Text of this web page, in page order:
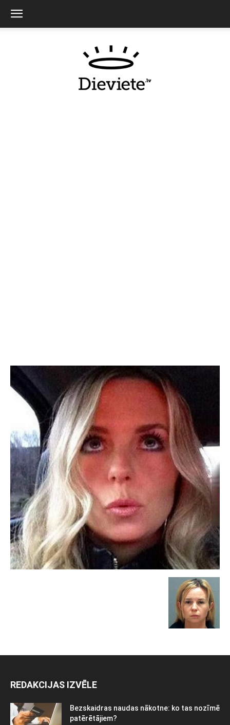
REDAKCIJAS IZVĒLE
Bezskaidras naudas nākotne: ko tas nozīmē
patērētājiem?